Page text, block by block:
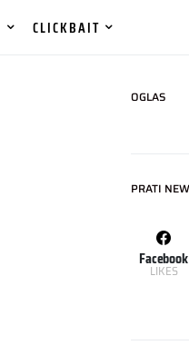
CLICKBAIT
OGLAS
PRATI
Facebook
LIKES